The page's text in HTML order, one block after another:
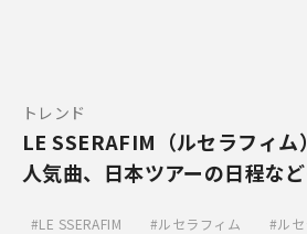
トレンド
LE SSERAFIM（ルセラフィム
人気曲、日本ツアーの日程など
LE SSERAFIM ルセラフィム ル